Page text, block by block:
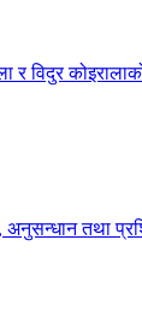
र विदुर
तथा